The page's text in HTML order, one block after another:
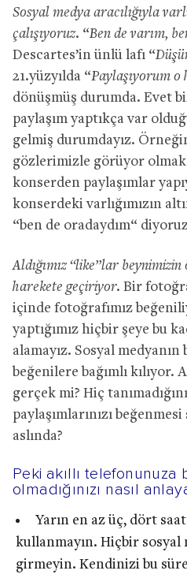
Sosyal medya aracılığıyla
çalışıyoruz. “Ben de varım,
Descartes’in ünlü lafı “
21.yüzyılda “Paylaşıyorum o
dönüşmüş durumda. Evet
paylaşım yaptıkça var
gelmiş durumdayız.
gözlerimizle görüyor
konserden paylaşımlar
konserdeki varlığımızın
“ben de oradaydım“
Aldığımız “like”lar beynimizin
harekete geçiriyor. Bir
içinde fotoğrafımız
yaptığımız hiçbir şeye bu
alamayız. Sosyal medyanın
beğenilere bağımlı kılıyor.
gerçek mi? Hiç
paylaşımlarınızı
aslında?
Peki akıllı telefonunuza
olmadığınızı nasıl
Yarın en az üç, dört
kullanmayın. Hiçbir sosyal
girmeyin. Kendinizi bu